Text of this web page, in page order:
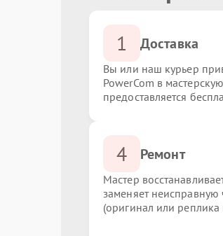
1 Доставка
Вы или наш курьер
PowerCom в
предоставляется
4 Ремонт
Мастер
заменяет неисправную
(оригинал или